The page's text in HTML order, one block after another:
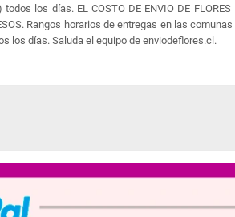
los días. EL COSTO DE ENVIO DE FLORES
Rangos horarios de entregas en las
los días. Saluda el equipo de enviodeflores.cl.